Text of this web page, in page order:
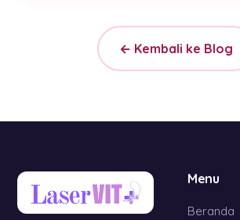
← Kembali ke Blog
Menu
Beranda